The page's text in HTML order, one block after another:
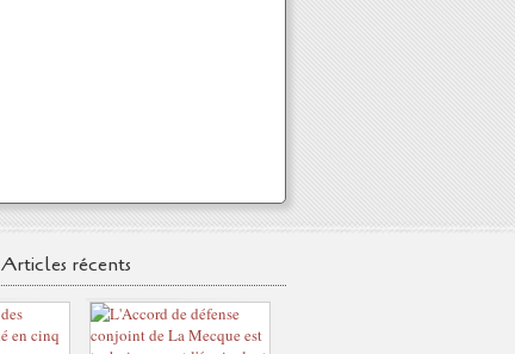
Articles récents